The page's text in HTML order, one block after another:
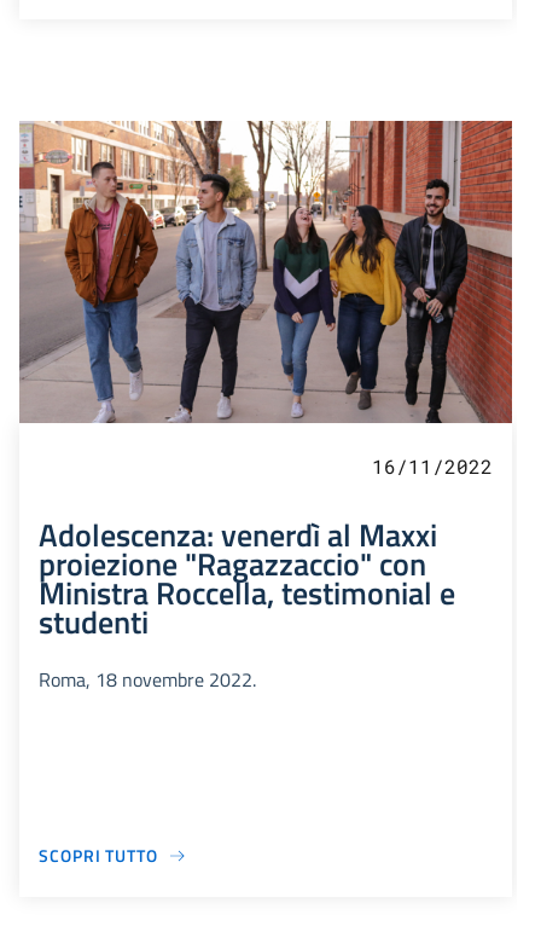
16/11/2022
Adolescenza: venerdì al Maxxi
proiezione "Ragazzaccio" con
Ministra Roccella, testimonial e
studenti
Roma, 18 novembre 2022.
SCOPRI TUTTO